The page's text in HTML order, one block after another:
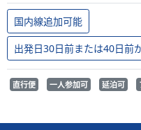
国内線追加可能
出発日30日前または40日前
直行便 一人参加可 延泊可